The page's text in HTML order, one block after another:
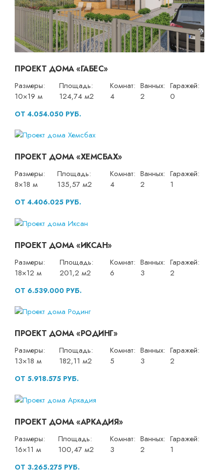
ПРОЕКТ ДОМА «ГАБЕС»
Размеры:
10×19 м
Площадь:
124,74 м2
Комнат:
4
Ванных:
2
Гаражей:
0
ОТ 4.054.050 РУБ.
ПРОЕКТ ДОМА «ХЕМСБАХ»
Размеры:
8×18 м
Площадь:
135,57 м2
Комнат:
4
Ванных:
2
Гаражей:
1
ОТ 4.406.025 РУБ.
ПРОЕКТ ДОМА «ИКСАН»
Размеры:
18×12 м
Площадь:
201,2 м2
Комнат:
6
Ванных:
3
Гаражей:
2
ОТ 6.539.000 РУБ.
ПРОЕКТ ДОМА «РОДИНГ»
Размеры:
13×18 м
Площадь:
182,11 м2
Комнат:
5
Ванных:
3
Гаражей:
2
ОТ 5.918.575 РУБ.
ПРОЕКТ ДОМА «АРКАДИЯ»
Размеры:
16×11 м
Площадь:
100,47 м2
Комнат:
3
Ванных:
2
Гаражей:
1
ОТ 3.265.275 РУБ.